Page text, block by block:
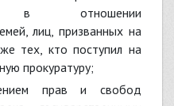
в отношении
лиц, призванных на
тех, кто поступил на
прокуратуру;